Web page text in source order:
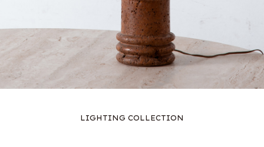
LIGHTING COLLECTION